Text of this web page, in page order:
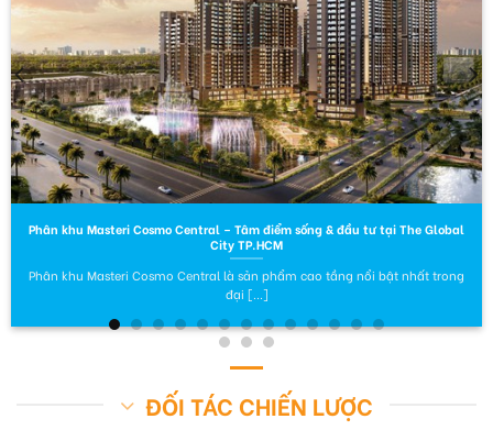
Phân khu Masteri Cosmo Central – Tâm điểm sống & đầu tư tại The Global
City TP.HCM
Phân khu Masteri Cosmo Central là sản phẩm cao tầng nổi bật nhất trong
đại [...]
ĐỐI TÁC CHIẾN LƯỢC